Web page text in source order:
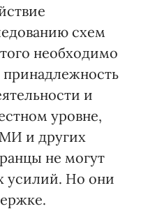
схем
необходимо
и
уровне,
и других
не могут
усилий. Но они